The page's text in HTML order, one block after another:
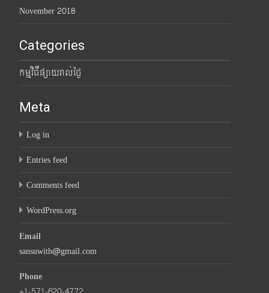
November 2018
Categories
កម្មវិធីផ្សាយរាល់ថ្ងៃ
Meta
Log in
Entries feed
Comments feed
WordPress.org
Email
sansuwith@gmail.com
Phone